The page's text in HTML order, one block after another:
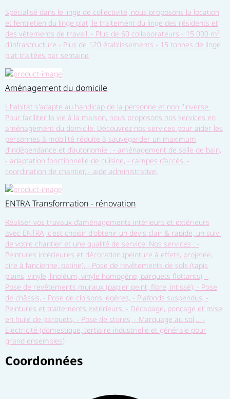
Spécialisé dans le linge de collectivité, nous proposons la location
et l’entretien du linge plat, le traitement du linge des résidents et
des vêtements de travail. - Plus de 60 collaborateurs - 15 000 m²
d'infrastructure - Plus de 120 établissements - 15 tonnes de linge
plat traitées par semaine
Aménagement du domicile
L'habitat s'adapte au handicap de la personne et non l'inverse.
Pour faciliter la vie à la maison, nous proposons nos services en
aménagement du domicile. Découvrez nos services pour aider les
personnes à mobilité réduite à sauvegarder un maximum
d’indépendance et d’autonomie : - aménagement de salle de bain,
- adaptation fonctionnelle de cuisine, - rampes d’accès, -
coordination de chantier, - aide administrative.
ENTRA Transformation - rénovation
Réaliser vos travaux d’aménagements intérieurs et extérieurs
avec ENTRA, c'est choisir d'obtenir un devis clair & rapide, un suivi
de votre chantier et une qualité de service. Nos services : -
Peintures intérieures et décoration (peinture à effets, projetée,
cire à l’ancienne, patine), - Pose de revêtements de sols (tapis
plains, vinyle, linoléum, vinyle homogène, parquets flottants), -
Pose de revêtements muraux (papier peint, fibre, intissé), - Pose
de châssis, - Pose de cloisons légères, - Plafonds suspendus, -
Peintures et traitements extérieurs, - Décapage, ponçage et mise
en huile de parquets, - Pose de stores, - Marquage au sol,… -
Electricité (domestique, tertiaire industrielle et générale pour
grand ensembles)
Coordonnées